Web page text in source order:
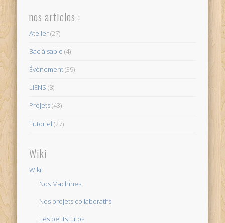
nos articles :
Atelier(27)
Bac à sable (4)
Évènement(39)
LIENS (8)
Projets(43)
Tutoriel (27)
Wiki
Wiki
Nos Machines
Nos projets collaboratifs
Les petits tutos